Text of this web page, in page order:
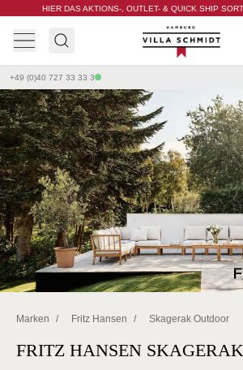
HIER DAS AKTIONS-, OUTLET- & QUICK SHIP
Villa Schmidt
+49 (0)40 727 33 33 3
Marken / Fritz Hansen / Skagerak Outdoor
FRITZ HANSEN